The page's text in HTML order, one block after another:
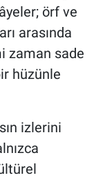
örf ve
arasında
zaman sade
hüzünle
izlerini